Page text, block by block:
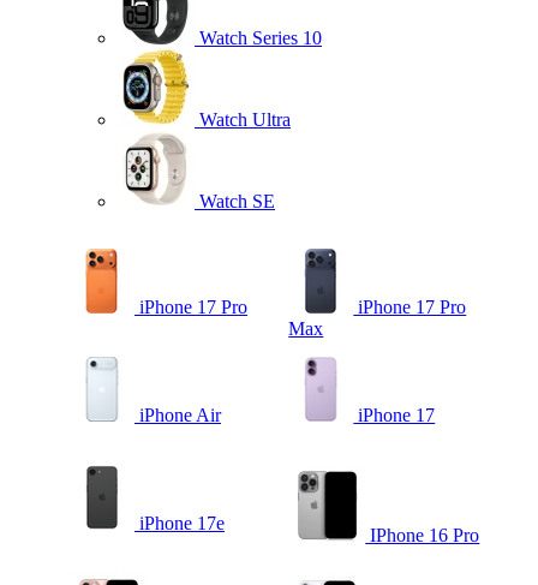
Watch Series 10
Watch Ultra
Watch SE
iPhone 17 Pro
iPhone 17 Pro
Max
iPhone Air iPhone 17
iPhone 17e
IPhone 16 Pro